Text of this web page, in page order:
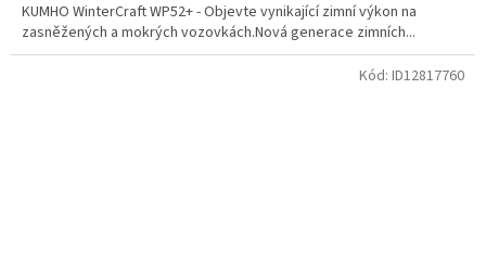
KUMHO WinterCraft WP52+ - Objevte vynikající zimní výkon na
zasněžených a mokrých vozovkách.Nová generace zimních...
Kód: ID12817760